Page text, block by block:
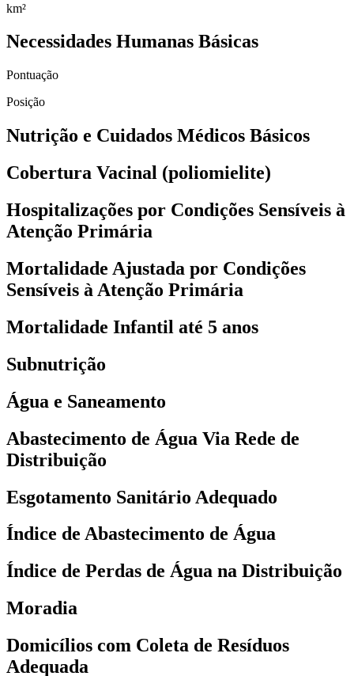
km²
Necessidades Humanas Básicas
Pontuação
Posição
Nutrição e Cuidados Médicos Básicos
Cobertura Vacinal (poliomielite)
Hospitalizações por Condições Sensíveis à
Atenção Primária
Mortalidade Ajustada por Condições
Sensíveis à Atenção Primária
Mortalidade Infantil até 5 anos
Subnutrição
Água e Saneamento
Abastecimento de Água Via Rede de
Distribuição
Esgotamento Sanitário Adequado
Índice de Abastecimento de Água
Índice de Perdas de Água na Distribuição
Moradia
Domicílios com Coleta de Resíduos
Adequada